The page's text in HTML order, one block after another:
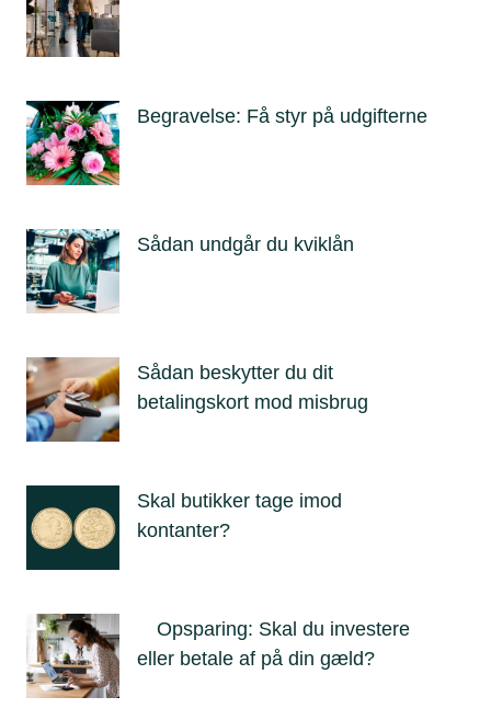
Begravelse: Få styr på udgifterne
Sådan undgår du kviklån
Sådan beskytter du dit
betalingskort mod misbrug
Skal butikker tage imod
kontanter?
Opsparing: Skal du investere
eller betale af på din gæld?